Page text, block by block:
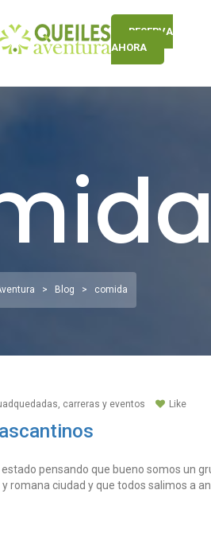
RESERVA
AHORA
> Blog > comida
carreras y eventos Like
pensando que bueno somos un
romana ciudad y que todos salimos a